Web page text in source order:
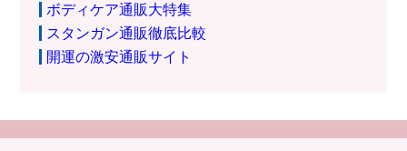
ボディケア通販大特集
スタンガン通販徹底比較
開運の激安通販サイト